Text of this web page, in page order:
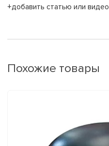
+добавить статью или видео
Похожие товары